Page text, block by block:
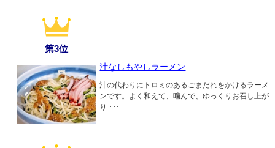
第3位
汁なしもやしラーメン
汁の代わりにトロミのあるごまだれをかけるラーメ
ンです。よく和えて、噛んで、ゆっくりお召し上が
り ･･･